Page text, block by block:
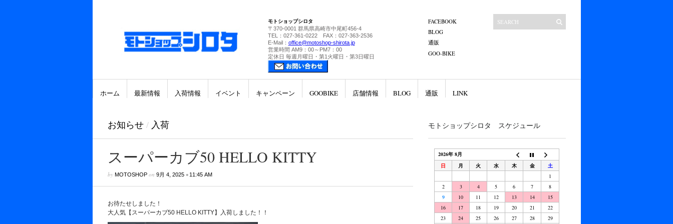
モトショップシロタ
〒370-0001 群馬県高崎市中尾町456-4
TEL：027-361-0222 FAX：027-363-2536
E-Mail： office@motoshop-shirota.jp
営業時間 AM9：00～PM7：00
定休日 毎週月曜日・第1火曜日・第3日曜日
FACEBOOK
BLOG
通販
GOO-BIKE
ホーム 最新情報 入荷情報 イベント キャンペーン GOOBIKE 店舗情報 BLOG 通販 LINK
お知らせ / 入荷
スーパーカブ50 HELLO KITTY
by MOTOSHOPon 9月 4, 2025• 11:45 AM
お待たせしました！
大人気【スーパーカブ50 HELLO KITTY】入荷しました！！
モトショップシロタ スケジュール
2026年 8月
日
月 火 水 木 金
土
1
2
3 4 5 6 7
8
9
10 11 12 13 14
15
16
17 18 19 20 21
22
23
24 25 26 27 28 29